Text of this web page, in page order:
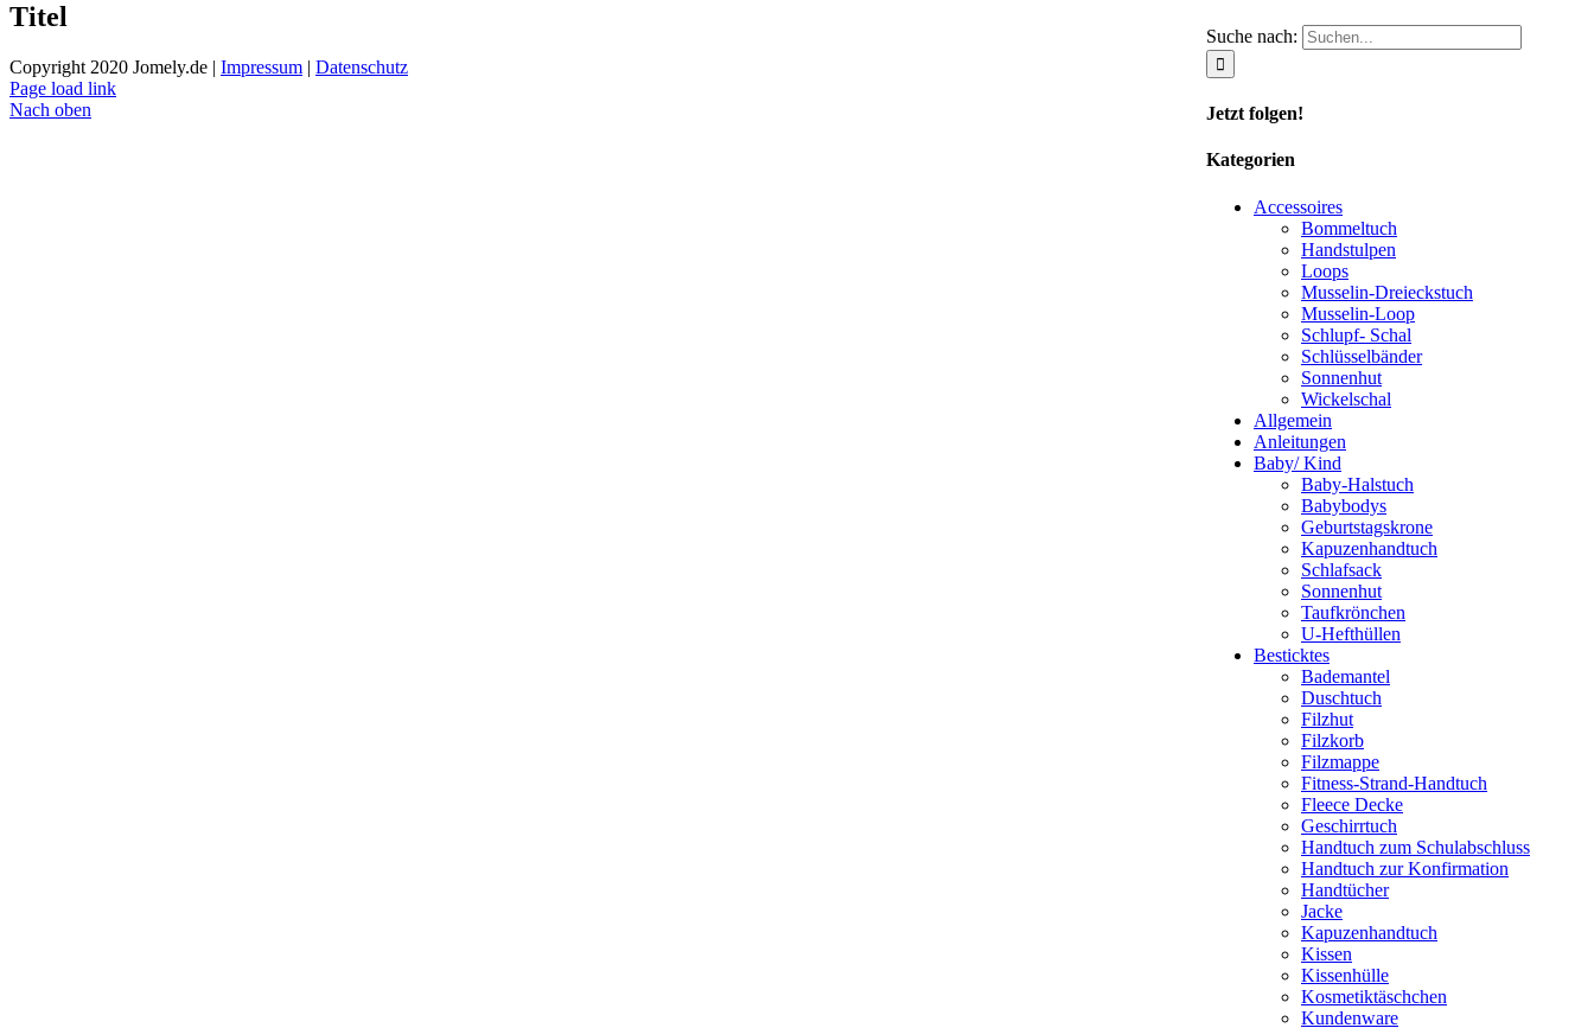
Suche nach:
Jetzt folgen!
Kategorien
Accessoires
Bommeltuch
Handstulpen
Loops
Musselin-Dreieckstuch
Musselin-Loop
Schlupf- Schal
Schlüsselbänder
Sonnenhut
Wickelschal
Allgemein
Anleitungen
Baby/ Kind
Baby-Halstuch
Babybodys
Geburtstagskrone
Kapuzenhandtuch
Schlafsack
Sonnenhut
Taufkrönchen
U-Hefthüllen
Besticktes
Bademantel
Duschtuch
Filzhut
Filzkorb
Filzmappe
Fitness-Strand-Handtuch
Fleece Decke
Geschirrtuch
Handtuch zum Schulabschluss
Handtuch zur Konfirmation
Handtücher
Jacke
Kapuzenhandtuch
Kissen
Kissenhülle
Kosmetiktäschchen
Kundenware
Titel
Copyright 2020 Jomely.de | Impressum | Datenschutz
Page load link
Nach oben